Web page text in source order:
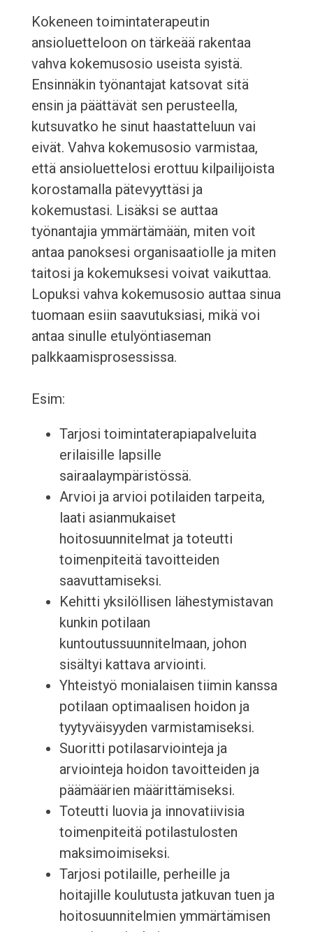
Kokeneen toimintaterapeutin
ansioluetteloon on tärkeää rakentaa
vahva kokemusosio useista syistä.
Ensinnäkin työnantajat katsovat sitä
ensin ja päättävät sen perusteella,
kutsuvatko he sinut haastatteluun vai
eivät. Vahva kokemusosio varmistaa,
että ansioluettelosi erottuu kilpailijoista
korostamalla pätevyyttäsi ja
kokemustasi. Lisäksi se auttaa
työnantajia ymmärtämään, miten voit
antaa panoksesi organisaatiolle ja miten
taitosi ja kokemuksesi voivat vaikuttaa.
Lopuksi vahva kokemusosio auttaa sinua
tuomaan esiin saavutuksiasi, mikä voi
antaa sinulle etulyöntiaseman
palkkaamisprosessissa.
Esim:
Tarjosi toimintaterapiapalveluita
erilaisille lapsille
sairaalaympäristössä.
Arvioi ja arvioi potilaiden tarpeita,
laati asianmukaiset
hoitosuunnitelmat ja toteutti
toimenpiteitä tavoitteiden
saavuttamiseksi.
Kehitti yksilöllisen lähestymistavan
kunkin potilaan
kuntoutussuunnitelmaan, johon
sisältyi kattava arviointi.
Yhteistyö monialaisen tiimin kanssa
potilaan optimaalisen hoidon ja
tyytyväisyyden varmistamiseksi.
Suoritti potilasarviointeja ja
arviointeja hoidon tavoitteiden ja
päämäärien määrittämiseksi.
Toteutti luovia ja innovatiivisia
toimenpiteitä potilastulosten
maksimoimiseksi.
Tarjosi potilaille, perheille ja
hoitajille koulutusta jatkuvan tuen ja
hoitosuunnitelmien ymmärtämisen